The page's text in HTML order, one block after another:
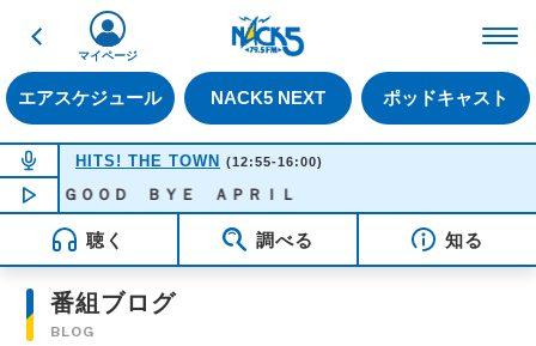
戻る
エアスケジュール NACK5 NEXT ポッドキャスト
マイページ
NOW ON AIR
HITS! THE TOWN (12:55-16:00)
NOW PLAYING 13:55
ｅ - ＧＯＯＤ ＢＹＥ ＡＰＲＩＬ
聴く 調べる 知る
番組ブログ
BLOG